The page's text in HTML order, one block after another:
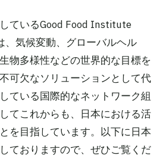
ているGood Food Institute
、気候変動、グローバルヘル
物多様性などの世界的な目標を
可欠なソリューションとして代
ている国際的なネットワーク組
てこれからも、日本における活
を目指しています。以下に日本
ておりますので、ぜひご覧くだ